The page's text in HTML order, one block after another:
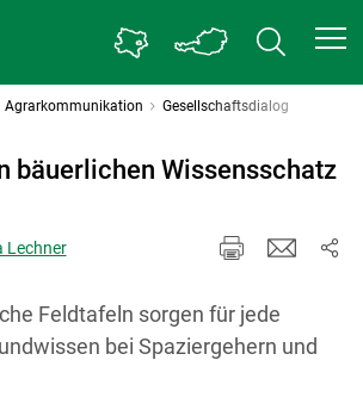
Agrarkommunikation Gesellschaftsdialog
bäuerlichen Wissensschatz
Lechner
Feldtafeln sorgen für jede
bei Spaziergehern und